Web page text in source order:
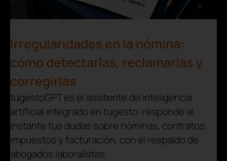
Irregularidades en la nómina:
cómo detectarlas, reclamarlas y
corregirlas
tugestoGPT es el asistente de inteligencia
artificial integrado en tugesto: responde al
instante tus dudas sobre nóminas, contratos,
impuestos y facturación, con el respaldo de
abogados laboralistas.